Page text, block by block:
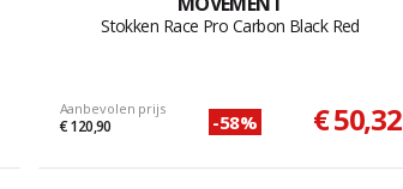
Stokken Race Pro Carbon Black Red
Aanbevolen prijs
€ 120,90 -58% € 50,32